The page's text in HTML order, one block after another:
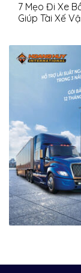
7 Mẹo Đi Xe
Giúp Tài Xế